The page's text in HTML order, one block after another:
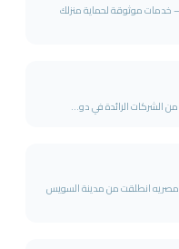
خدمات موثوقة لحماية منزلك
من الشركات الرائدة في دو...
انطلقت من مدينة السويس